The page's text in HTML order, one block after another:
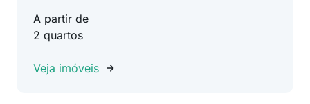
A partir de
2 quartos
Veja imóveis